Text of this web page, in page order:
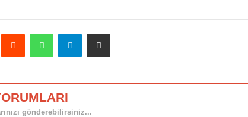
Pinterest Reddit WhatsAppTelegram
gönderebilirsiniz...